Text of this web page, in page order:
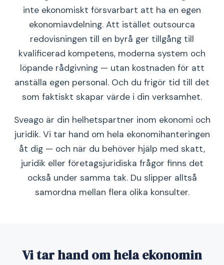
inte ekonomiskt försvarbart att ha en egen
ekonomiavdelning. Att istället outsourca
redovisningen till en byrå ger tillgång till
kvalificerad kompetens, moderna system och
löpande rådgivning — utan kostnaden för att
anställa egen personal. Och du frigör tid till det
som faktiskt skapar värde i din verksamhet.
Sveago är din helhetspartner inom ekonomi och
juridik. Vi tar hand om hela ekonomihanteringen
åt dig — och när du behöver hjälp med skatt,
juridik eller företagsjuridiska frågor finns det
också under samma tak. Du slipper alltså
samordna mellan flera olika konsulter.
Vi tar hand om hela ekonomin